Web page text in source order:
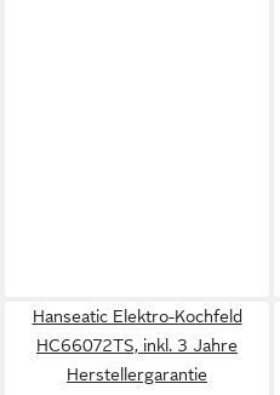
Hanseatic Elektro-Kochfeld
HC66072TS, inkl. 3 Jahre
Herstellergarantie